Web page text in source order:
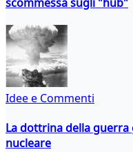
Idee e Commenti
La dottrina della
nucleare